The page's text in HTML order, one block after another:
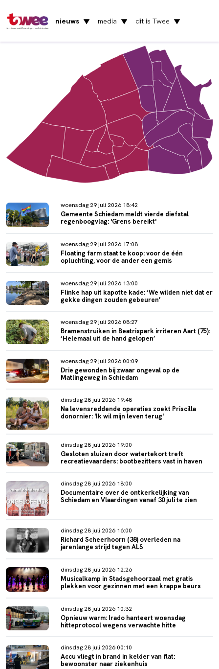
Het nieuws uit Vlaardingen en Schiedam
nieuws ▼ media ▼ dit is Twee ▼
woensdag 29 juli 2026 18:42
Gemeente Schiedam meldt vierde diefstal
regenboogvlag: 'Grens bereikt'
woensdag 29 juli 2026 17:08
Floating farm staat te koop: voor de één
opluchting, voor de ander een gemis
woensdag 29 juli 2026 13:00
Flinke hap uit kapotte kade: ‘We wilden niet dat er
gekke dingen zouden gebeuren’
woensdag 29 juli 2026 08:27
Bramenstruiken in Beatrixpark irriteren Aart (75):
‘Helemaal uit de hand gelopen’
woensdag 29 juli 2026 00:09
Drie gewonden bij zwaar ongeval op de
Matlingeweg in Schiedam
dinsdag 28 juli 2026 19:48
Na levensreddende operaties zoekt Priscilla
donornier: 'Ik wil mijn leven terug'
dinsdag 28 juli 2026 19:00
Gesloten sluizen door watertekort treft
recreatievaarders: bootbezitters vast in haven
dinsdag 28 juli 2026 18:00
Documentaire over de ontkerkelijking van
Schiedam en Vlaardingen vanaf 30 juli te zien
dinsdag 28 juli 2026 16:00
Richard Scheerhoorn (38) overleden na
jarenlange strijd tegen ALS
dinsdag 28 juli 2026 12:26
Musicalkamp in Stadsgehoorzaal met gratis
plekken voor gezinnen met een krappe beurs
dinsdag 28 juli 2026 10:32
Opnieuw warm: Irado hanteert woensdag
hitteprotocol wegens verwachte hitte
dinsdag 28 juli 2026 00:10
Accu vliegt in brand in kelder van flat:
bewoonster naar ziekenhuis